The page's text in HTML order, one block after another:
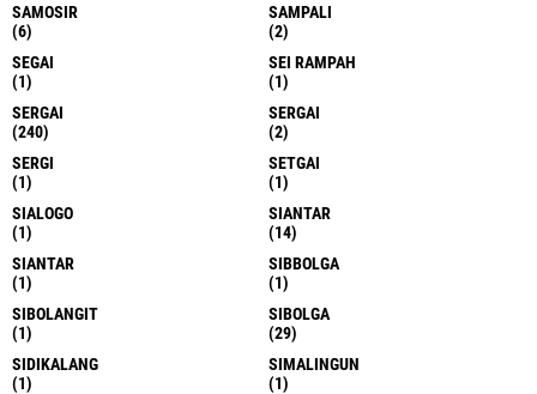
SAMOSIR
(6)
SAMPALI
(2)
SEGAI
(1)
SEI RAMPAH
(1)
SERGAI
(240)
SERGAI
(2)
SERGI
(1)
SETGAI
(1)
SIALOGO
(1)
SIANTAR
(14)
SIANTAR
(1)
SIBBOLGA
(1)
SIBOLANGIT
(1)
SIBOLGA
(29)
SIDIKALANG
(1)
SIMALINGUN
(1)